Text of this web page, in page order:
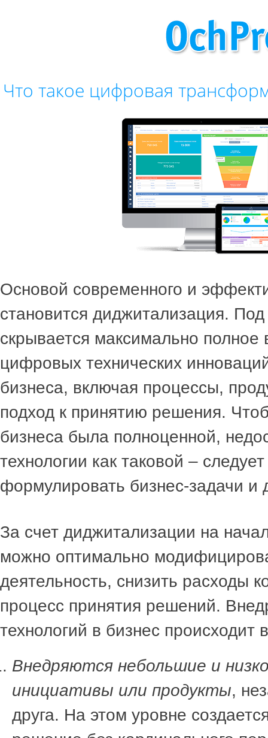
Что такое цифровая
Основой современного и
становится диджитализация.
скрывается максимально полное
цифровых технических
бизнеса, включая процессы,
подход к принятию решения.
бизнеса была полноценной,
технологии как таковой –
формулировать бизнес-задачи и
За счет диджитализации на
можно оптимально
деятельность, снизить расходы
процесс принятия решений.
технологий в бизнес происходит
Внедряются небольшие и
инициативы или продукты,
друга. На этом уровне